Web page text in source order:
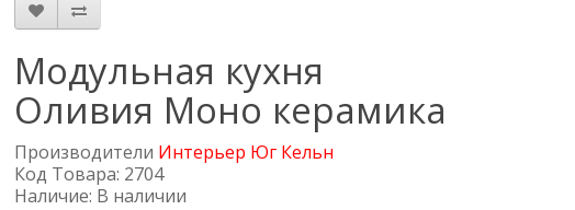
Модульная кухня
Оливия Моно керамика
Производители Интерьер Юг Кельн
Код Товара: 2704
Наличие: В наличии